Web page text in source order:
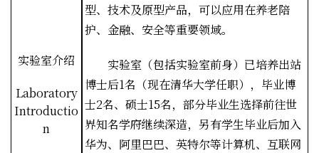
实验室介绍
Laboratory
Introductio
n
型、技术及原型产品，可以应用在养老陪
护、金融、安全等重要领域。
实验室（包括实验室前身）已培养出站
博士后1名（现在清华大学任职），毕业博
士2名、硕士15名，部分毕业生选择前往世
界知名学府继续深造，另有学生毕业后加入
华为、阿里巴巴、英特尔等计算机、互联网